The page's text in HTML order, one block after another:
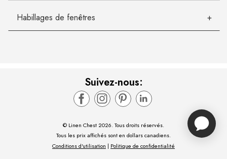
Habillages de fenêtres
Suivez-nous:
© Linen Chest 2026. Tous droits réservés.
Tous les prix affichés sont en dollars canadiens.
Conditions d'utilisation | Politique de confidentialité